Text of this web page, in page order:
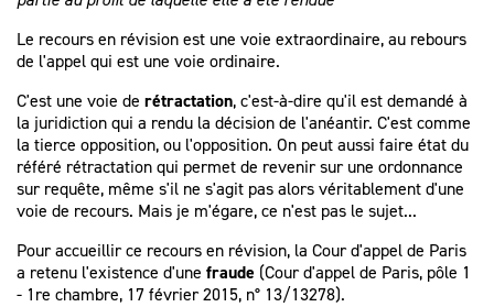
Le recours en révision est une voie extraordinaire, au rebours
de l'appel qui est une voie ordinaire.
C'est une voie de rétractation, c'est-à-dire qu'il est demandé à
la juridiction qui a rendu la décision de l'anéantir. C'est comme
la tierce opposition, ou l'opposition. On peut aussi faire état du
référé rétractation qui permet de revenir sur une ordonnance
sur requête, même s'il ne s'agit pas alors véritablement d'une
voie de recours. Mais je m'égare, ce n'est pas le sujet...
Pour accueillir ce recours en révision, la Cour d'appel de Paris
a retenu l'existence d'une fraude (Cour d'appel de Paris, pôle 1
- 1re chambre, 17 février 2015, n° 13/13278).